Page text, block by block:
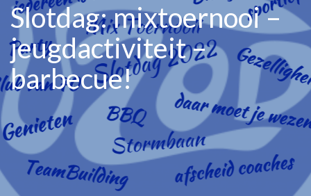
Slotdag: mixtoernooi –
jeugdactiviteit –
barbecue!